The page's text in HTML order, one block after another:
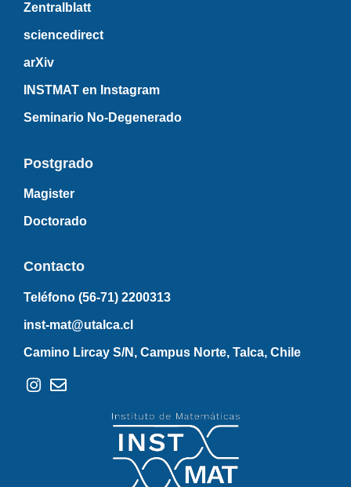
Zentralblatt
sciencedirect
arXiv
INSTMAT en Instagram
Seminario No-Degenerado
Postgrado
Magister
Doctorado
Contacto
Teléfono (56-71) 2200313
inst-mat@utalca.cl
Camino Lircay S/N, Campus Norte, Talca, Chile